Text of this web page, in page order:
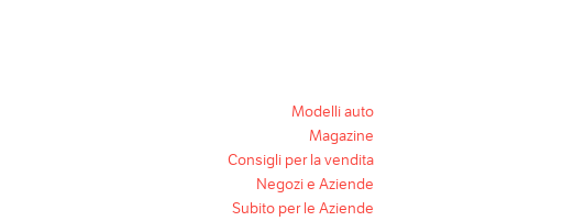
Modelli auto
Magazine
Consigli per la vendita
Negozi e Aziende
Subito per le Aziende